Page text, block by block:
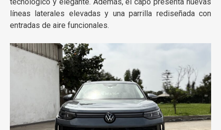
líneas laterales elevadas y una parrilla rediseñada con
entradas de aire funcionales.